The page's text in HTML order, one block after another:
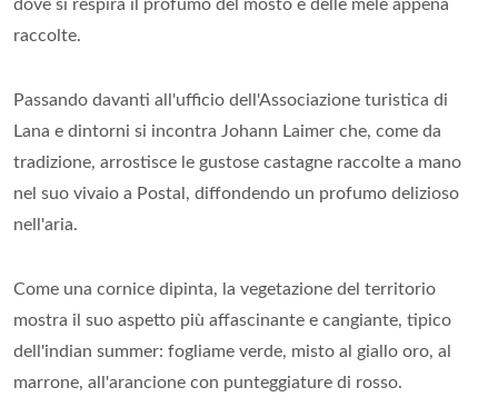
dove si respira il profumo del mosto e delle mele appena
raccolte.
Passando davanti all'ufficio dell'Associazione turistica di
Lana e dintorni si incontra Johann Laimer che, come da
tradizione, arrostisce le gustose castagne raccolte a mano
nel suo vivaio a Postal, diffondendo un profumo delizioso
nell'aria.
Come una cornice dipinta, la vegetazione del territorio
mostra il suo aspetto più affascinante e cangiante, tipico
dell'indian summer: fogliame verde, misto al giallo oro, al
marrone, all'arancione con punteggiature di rosso.